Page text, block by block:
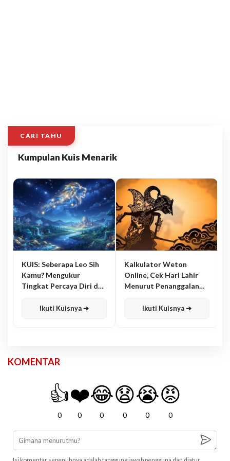
CARI TAHU
Kumpulan Kuis Menarik
KUIS: Seberapa Leo Sih
Kamu? Mengukur
Tingkat Percaya Diri dan
Ikuti Kuisnya ➔
Kalkulator Weton
Online, Cek Hari Lahir
Menurut Penanggalan
Ikuti Kuisnya ➔
KOMENTAR
👍
0
❤️
0
😂
0
😧
0
😭
0
😡
0